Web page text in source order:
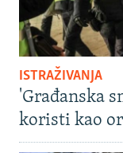
ISTRAŽIVANJA
'Građanska
koristi kao